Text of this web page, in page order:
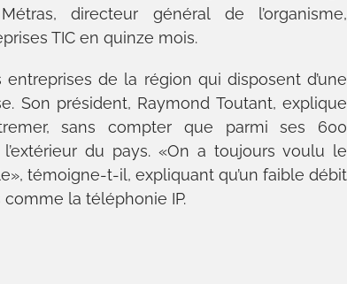
directeur général de l’organisme,
TIC en quinze mois.
de la région qui disposent d’une
Son président, Raymond Toutant, explique
sans compter que parmi ses 600
du pays. «On a toujours voulu le
témoigne-t-il, expliquant qu’un faible débit
la téléphonie IP.